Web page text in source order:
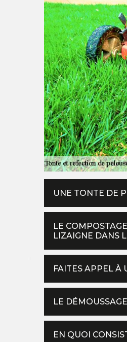
UNE TONTE DE
LE
LIZAIGNE DANS
FAITES APPEL À
LE
EN QUOI